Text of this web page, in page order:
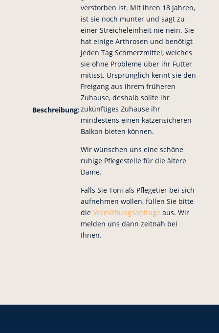
Beschreibung:
verstorben ist. Mit ihren 18 Jahren,
ist sie noch munter und sagt zu
einer Streicheleinheit nie nein. Sie
hat einige Arthrosen und benötigt
jeden Tag Schmerzmittel, welches
sie ohne Probleme über ihr Futter
mitisst. Ursprünglich kennt sie den
Freigang aus ihrem früheren
Zuhause, deshalb sollte ihr
zukünftiges Zuhause ihr
mindestens einen katzensicheren
Balkon bieten können.
Wir wünschen uns eine schöne
ruhige Pflegestelle für die ältere
Dame.
Falls Sie Toni als Pflegetier bei sich
aufnehmen wollen, füllen Sie bitte
die Vermittlungsanfrage aus. Wir
melden uns dann zeitnah bei
Ihnen.